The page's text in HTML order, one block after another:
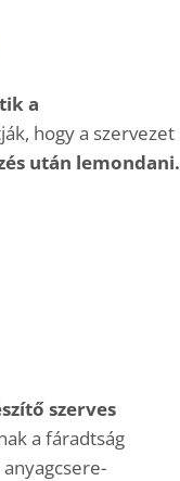
a
hogy a szervezet
után lemondani.
szerves
a fáradtság